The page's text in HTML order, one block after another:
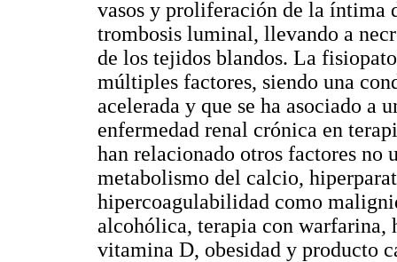
vasos y proliferación de la íntima
trombosis luminal, llevando a
de los tejidos blandos. La
múltiples factores, siendo una
acelerada y que se ha asociado a
enfermedad renal crónica en
han relacionado otros factores no
metabolismo del calcio,
hipercoagulabilidad como
alcohólica, terapia con
vitamina D, obesidad y producto